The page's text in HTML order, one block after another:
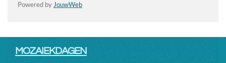
Powered by JouwWeb
MOZAIEKDAGEN